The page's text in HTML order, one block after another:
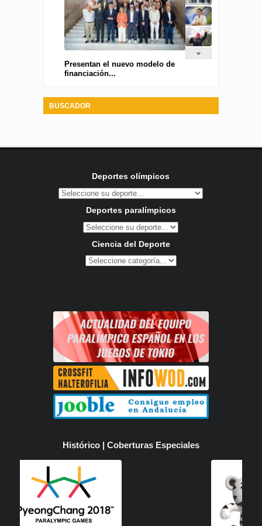
Presentan el nuevo modelo de
financiación...
BUSCADOR
Deportes olímpicos
Deportes paralímpicos
Ciencia del Deporte
Histórico | Coberturas Especiales